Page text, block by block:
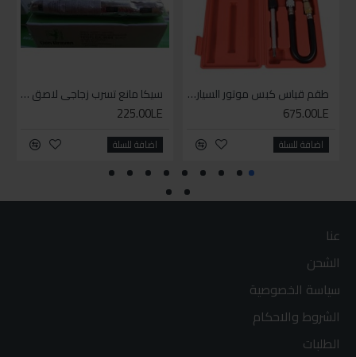
طقم قياس كبس موتور السياره 3 ق
675.00LE
اضافة للسلة
سيكا مانع تسرب زجاجي لاصق اسود 600 مل
225.00LE
اضافة للسلة
عنا
الشحن
سياسة الخصوصية
الشروط والاحكام
الطلبات